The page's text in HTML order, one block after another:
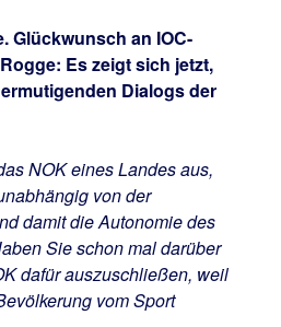
Glückwunsch an IOC-
Es zeigt sich jetzt,
Dialogs der
NOK eines Landes aus,
von der
damit die Autonomie des
Sie schon mal darüber
dafür auszuschließen, weil
vom Sport